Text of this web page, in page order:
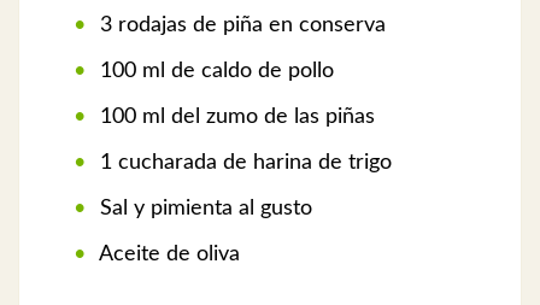
3 rodajas de piña en conserva
100 ml de caldo de pollo
100 ml del zumo de las piñas
1 cucharada de harina de trigo
Sal y pimienta al gusto
Aceite de oliva